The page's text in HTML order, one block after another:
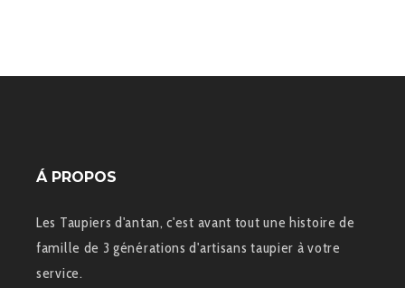
Á PROPOS
Les Taupiers d'antan, c'est avant tout une histoire de
famille de 3 générations d'artisans taupier à votre
service.